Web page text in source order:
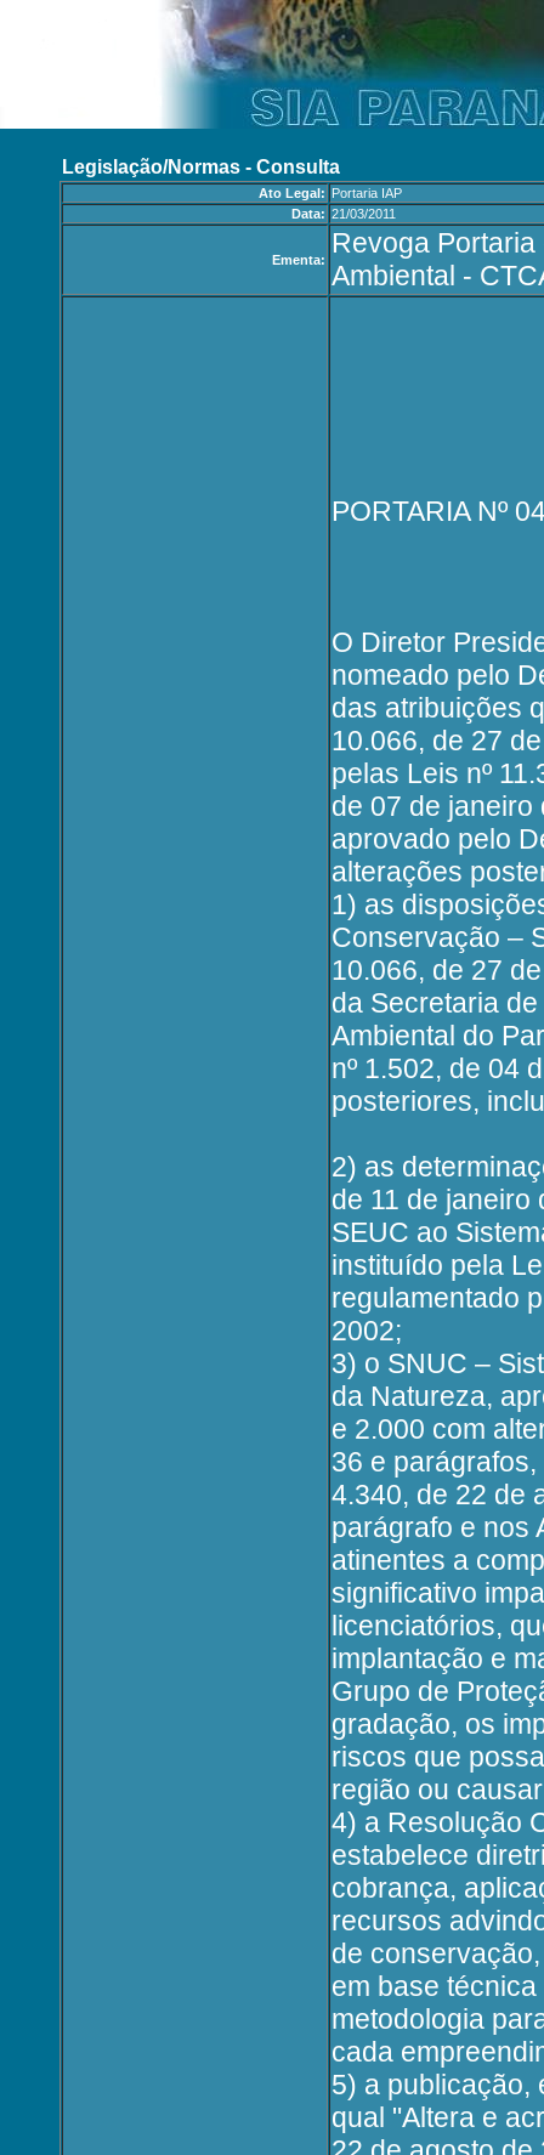
Legislação/Normas - Consulta
Ato Legal:
Portaria IAP
Data: 21/03/2011
Ementa:
Revoga
Ambiental -
PORTARIA Nº
O Diretor
nomeado pelo
das atribuições
10.066, de 27
pelas Leis nº
de 07 de janeiro
aprovado pelo
alterações
1) as
Conservação –
10.066, de 27
da Secretaria
Ambiental do
nº 1.502, de 04
posteriores,
2) as
de 11 de janeiro
SEUC ao
instituído pela
regulamentado
2002;
3) o SNUC –
da Natureza,
e 2.000 com
36 e
4.340, de 22 de
parágrafo e nos
atinentes a
significativo
licenciatórios,
implantação e
Grupo de
gradação, os
riscos que
região ou
4) a Resolução
estabelece
cobrança,
recursos
de
em base
metodologia
cada
5) a publicação,
qual "Altera e